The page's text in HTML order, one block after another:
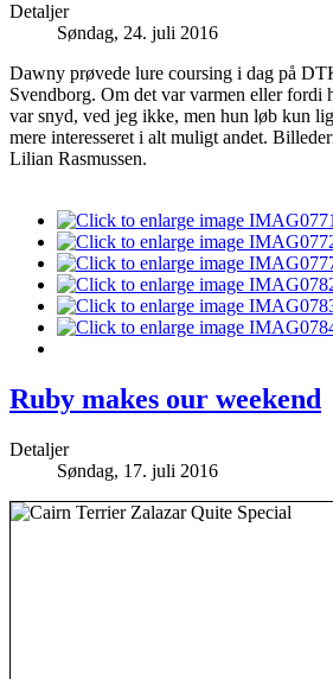
Detaljer
Søndag, 24. juli 2016
Dawny prøvede lure coursing i dag på
Svendborg. Om det var varmen eller fordi
var snyd, ved jeg ikke, men hun løb kun
mere interesseret i alt muligt andet.
Lilian Rasmussen.
Ruby makes our weekend
Detaljer
Søndag, 17. juli 2016